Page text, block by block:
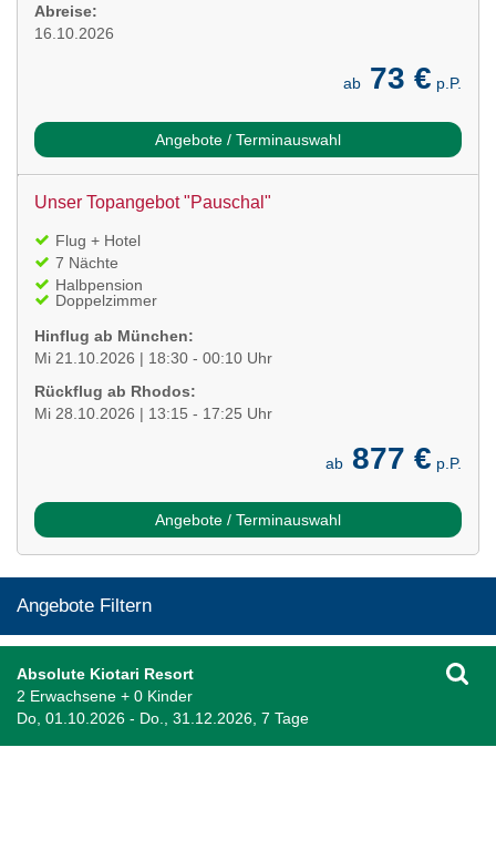
Abreise:
16.10.2026
ab 73 € p.P.
Angebote / Terminauswahl
Unser Topangebot "Pauschal"
Flug + Hotel
7 Nächte
Halbpension
Doppelzimmer
Hinflug ab München:
Mi 21.10.2026 | 18:30 - 00:10 Uhr
Rückflug ab Rhodos:
Mi 28.10.2026 | 13:15 - 17:25 Uhr
ab 877 € p.P.
Angebote / Terminauswahl
Angebote Filtern
Absolute Kiotari Resort
2 Erwachsene + 0 Kinder
Do, 01.10.2026 - Do., 31.12.2026, 7 Tage